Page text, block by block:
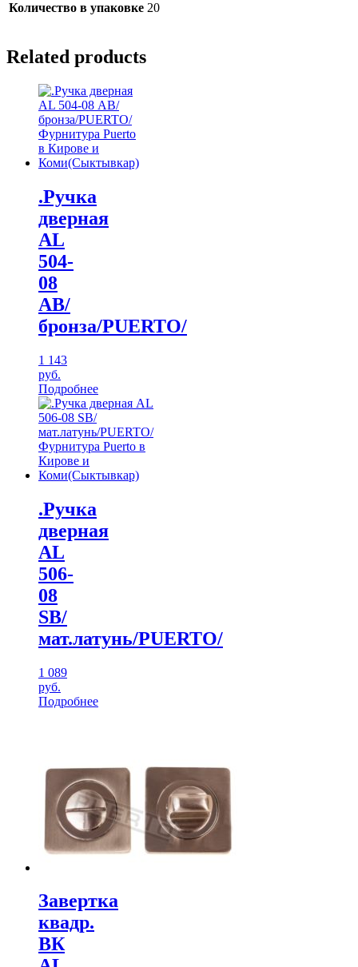
Количество в упаковке 20
Related products
.Ручка
дверная
AL
504-
08
АВ/
бронза/PUERTO/
1 143
руб.
Подробнее
.Ручка
дверная
AL
506-
08
SB/
мат.латунь/PUERTO/
1 089
руб.
Подробнее
Завертка
квадр.
ВК